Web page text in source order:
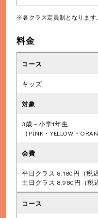
※各クラス定員制となります。
料金
キッズ
3歳～小学1年生
（PINK・YELLOW・
平日クラス 8,180円（税
土日クラス 8,980円（税